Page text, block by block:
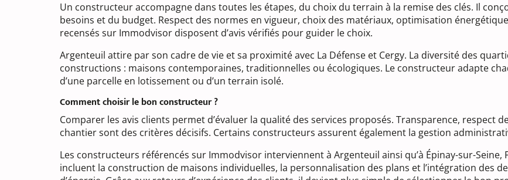
Un constructeur accompagne dans toutes les étapes, du choix du terrain à la remise des clés. Il
besoins et du budget. Respect des normes en vigueur, choix des matériaux, optimisation
recensés sur Immodvisor disposent d’avis vérifiés pour guider le choix.
Argenteuil attire par son cadre de vie et sa proximité avec La Défense et Cergy. La diversité des
constructions : maisons contemporaines, traditionnelles ou écologiques. Le constructeur adapte
d’une parcelle en lotissement ou d’un terrain isolé.
Comment choisir le bon constructeur ?
Comparer les avis clients permet d’évaluer la qualité des services proposés. Transparence, respect
chantier sont des critères décisifs. Certains constructeurs assurent également la gestion
Les constructeurs référencés sur Immodvisor interviennent à Argenteuil ainsi qu’à Épinay-sur-
incluent la construction de maisons individuelles, la personnalisation des plans et l’intégration des